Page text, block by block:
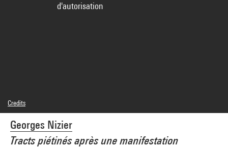
Georges Nizier
Tracts piétinés après une manifestation
d'autorisation
Credits
© droits réservés
Photo credits : Centre Pompidou, MNAM-CCI/Cecilia Laulanne/Dist. GrandPalaisRmn
Image reference : 4N99784